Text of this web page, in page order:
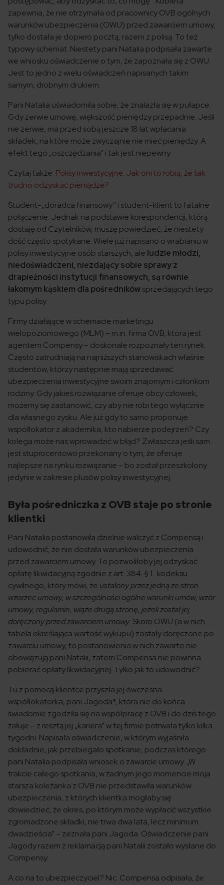
zapewnia, że nie otrzymała od pracownicy OVB ogólnych
warunków ubezpieczenia (OWU) przed zawarciem umowy,
tylko dostała je dopiero pocztą, razem z polisą. To też
typowy schemat. Niestety pani Natalia podpisała zawarte
we wniosku oświadczenie o tym, że zapoznała się z OWU.
Jest to jedno z wielu oświadczeń napisanych takim
samym, drobnym drukiem.
Pani Natalia uświadomiła sobie, że znalazła się w pułapce.
Gdy zerwie umowę, większość pieniędzy przepadnie. Jeśli
nie zerwie, ma przed sobą jeszcze 18 lat wpłacania
składek, na które może zwyczajnie nie mieć pieniędzy. A
efekt tego „oszczędzania” i tak jest niepewny.
Czytaj także: Polisy inwestycyjne. Jak oni to robią, że tak
trudno odzyskać pieniądze?
Student-„doradca finansowy” i student-klient to fatalne
połączenie. Jednak na podstawie korespondencji, którą
dostaję od Czytelników, muszę powiedzieć, że niestety
dość często spotykane. Wiele już napisano o wrabianiu w
polisy inwestycyjne osób starszych, ale ludzie młodzi,
niedoświadczeni, niezdający sobie sprawy z
drapieżności instytucji finansowych, są równie
łakomym kąskiem dla pośrednikówsprzedających tego
typu polisy.
Firmy działające w schemacie marketingu
wielopoziomowego (MLM) – m.in. firma OVB, która jest
agentem Compensy – doskonale rozpoznały ten rynek.
Często zatrudniają na najniższych stanowiskach właśnie
studentów, którzy następnie mają sprzedawać
ubezpieczenia inwestycyjne swoim znajomym i członkom
rodziny. Gdy jakieś rozwiązanie oferuje obcy człowiek,
możemy się zastanowić, czy aby nie robi tego wyłącznie
dla własnego zysku. Ale już gdy to samo proponuje
współlokator z akademika, kto nabierze podejrzeń? Czy
kolega może nas wprowadzić w błąd? Zwłaszcza jeśli sam
jest stuprocentowo przekonany o tym, że oferuje
najlepsze na rynku rozwiązanie – bo został przeszkolony
jedynie w zakresie plusów polisy inwestycyjnej.
Była pośredniczka z OVB staje po stronie
klientki
Pani Natalia postanowiła dzielnie walczyć z Compensą i
udowodnić, że nie dostała warunków ubezpieczenia
przed zawarciem umowy. To pozwoliłoby jej odzyskać
opłatę likwidacyjną zgodnie z art. 384. § 1. kodeksu
cywilnego, który mówi, że ustalony przez jedną ze stron
wzorzec umowy, w szczególności ogólne warunki umów, wzór
umowy, regulamin, wiąże drugą stronę, jeżeli został jej
doręczony przed zawarciem umowy. Skoro OWU (a w nich
tabela określająca wartość wykupu) zostały doręczone po
zawarciu umowy, to postanowienia w nich zawarte nie
obowiązują pani Natalii, zatem Compensa nie powinna
pobierać opłaty likwidacyjnej. Tylko jak to udowodnić?
Tu z pomocą klientce przyszła jej ówczesna
współlokatorka, pani Jagoda*, która nie do końca
świadomie zgodziła się na współpracę z OVB i do dziś tego
żałuje – z resztą jej „kariera” w tej firmie potrwała tylko kilka
tygodni. Napisała oświadczenie, w którym wyjaśniła
dokładnie, jak przebiegało spotkanie, podczas którego
pani Natalia podpisała wniosek o zawarcie umowy. „W
trakcie całego spotkania, w żadnym jego momencie moja
starsza koleżanka z OVB nie przedstawiła warunków
ubezpieczenia, z których klientka mogłaby się
dowiedzieć, że okres, po którym może wypłacić wszystkie
zgromadzone składki, nie trwa dwa lata, lecz minimum
dwadzieścia” – zeznała pani Jagoda. Oświadczenie pani
Jagody razem z reklamacją pani Natalii zostało wysłane do
Compensy.
A co na to ubezpieczyciel? Nic. Compensa odpisała, że